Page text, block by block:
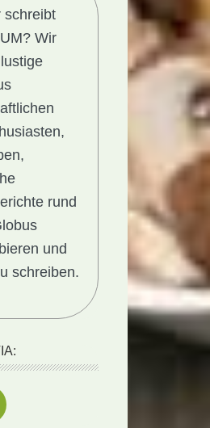
schreibt
Wir
rund
und
schreiben.